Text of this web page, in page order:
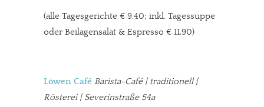
(alle Tagesgerichte € 9,40; inkl. Tagessuppe
oder Beilagensalat & Espresso € 11,90)
Löwen Café Barista-Café| traditionell |
Rösterei | Severinstraße 54a